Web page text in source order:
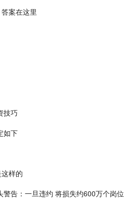
案在这里
技巧
如下
样的
告：一旦违约 将损失约600万个岗位